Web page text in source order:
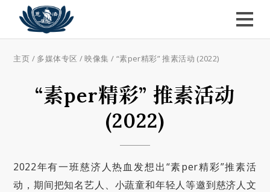
主页 / 多媒体专区 /映像集 / “素per精彩” 推素活动 (2022)
“素per精彩” 推素活动
(2022)
2022年有一班慈济人热血发想出“素per精彩”推素活
动，期间把知名艺人、小蔬童和年轻人等邀到慈济人文